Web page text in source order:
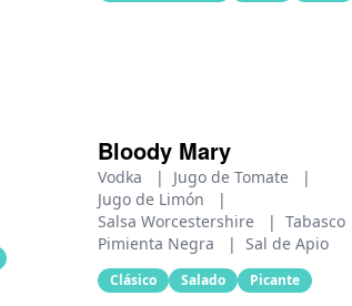
Bloody Mary
Vodka | Jugo de Tomate
|
Jugo de Limón
|
Salsa Worcestershire
| Tabasco
Pimienta Negra
| Sal de Apio
Clásico Salado Picante